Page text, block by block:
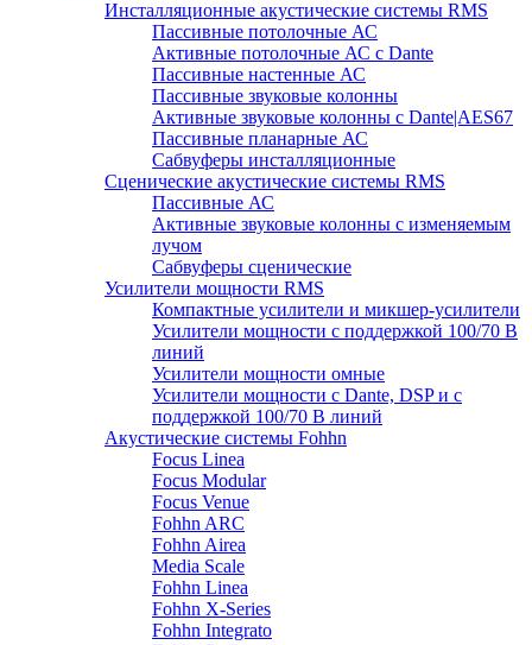
Инсталляционные акустические системы RMS
Пассивные потолочные АС
Активные потолочные АС с Dante
Пассивные настенные АС
Пассивные звуковые колонны
Активные звуковые колонны с Dante|AES67
Пассивные планарные АС
Сабвуферы инсталляционные
Сценические акустические системы RMS
Пассивные АС
Активные звуковые колонны с изменяемым
лучом
Сабвуферы сценические
Усилители мощности RMS
Компактные усилители и микшер-усилители
Усилители мощности с поддержкой 100/70 В
линий
Усилители мощности омные
Усилители мощности с Dante, DSP и с
поддержкой 100/70 В линий
Акустические системы Fohhn
Focus Linea
Focus Modular
Focus Venue
Fohhn ARC
Fohhn Airea
Media Scale
Fohhn Linea
Fohhn X-Series
Fohhn Integrato